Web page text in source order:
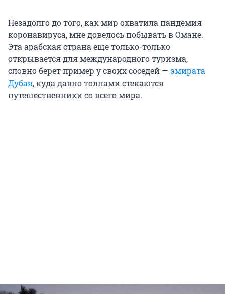
Незадолго до того, как мир охватила пандемия
коронавируса, мне довелось побывать в Омане.
Эта арабская страна еще только-только
открывается для международного туризма,
словно берет пример у своих соседей — эмирата
Дубая, куда давно толпами стекаются
путешественники со всего мира.